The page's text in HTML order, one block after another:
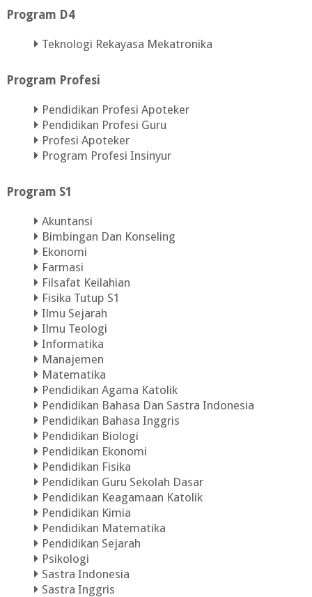
Program D4
Teknologi Rekayasa Mekatronika
Program Profesi
Pendidikan Profesi Apoteker
Pendidikan Profesi Guru
Profesi Apoteker
Program Profesi Insinyur
Program S1
Akuntansi
Bimbingan Dan Konseling
Ekonomi
Farmasi
Filsafat Keilahian
Fisika Tutup S1
Ilmu Sejarah
Ilmu Teologi
Informatika
Manajemen
Matematika
Pendidikan Agama Katolik
Pendidikan Bahasa Dan Sastra Indonesia
Pendidikan Bahasa Inggris
Pendidikan Biologi
Pendidikan Ekonomi
Pendidikan Fisika
Pendidikan Guru Sekolah Dasar
Pendidikan Keagamaan Katolik
Pendidikan Kimia
Pendidikan Matematika
Pendidikan Sejarah
Psikologi
Sastra Indonesia
Sastra Inggris